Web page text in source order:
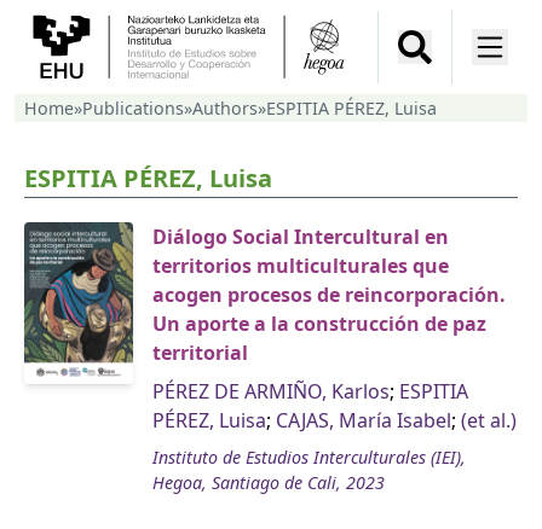
Home»Publications»Authors»ESPITIA PÉREZ, Luisa
ESPITIA PÉREZ, Luisa
Diálogo Social Intercultural en
territorios multiculturales que
acogen procesos de reincorporación.
Un aporte a la construcción de paz
territorial
PÉREZ DE ARMIÑO, Karlos; ESPITIA
PÉREZ, Luisa; CAJAS, María Isabel; (et al.)
Instituto de Estudios Interculturales (IEI),
Hegoa, Santiago de Cali, 2023